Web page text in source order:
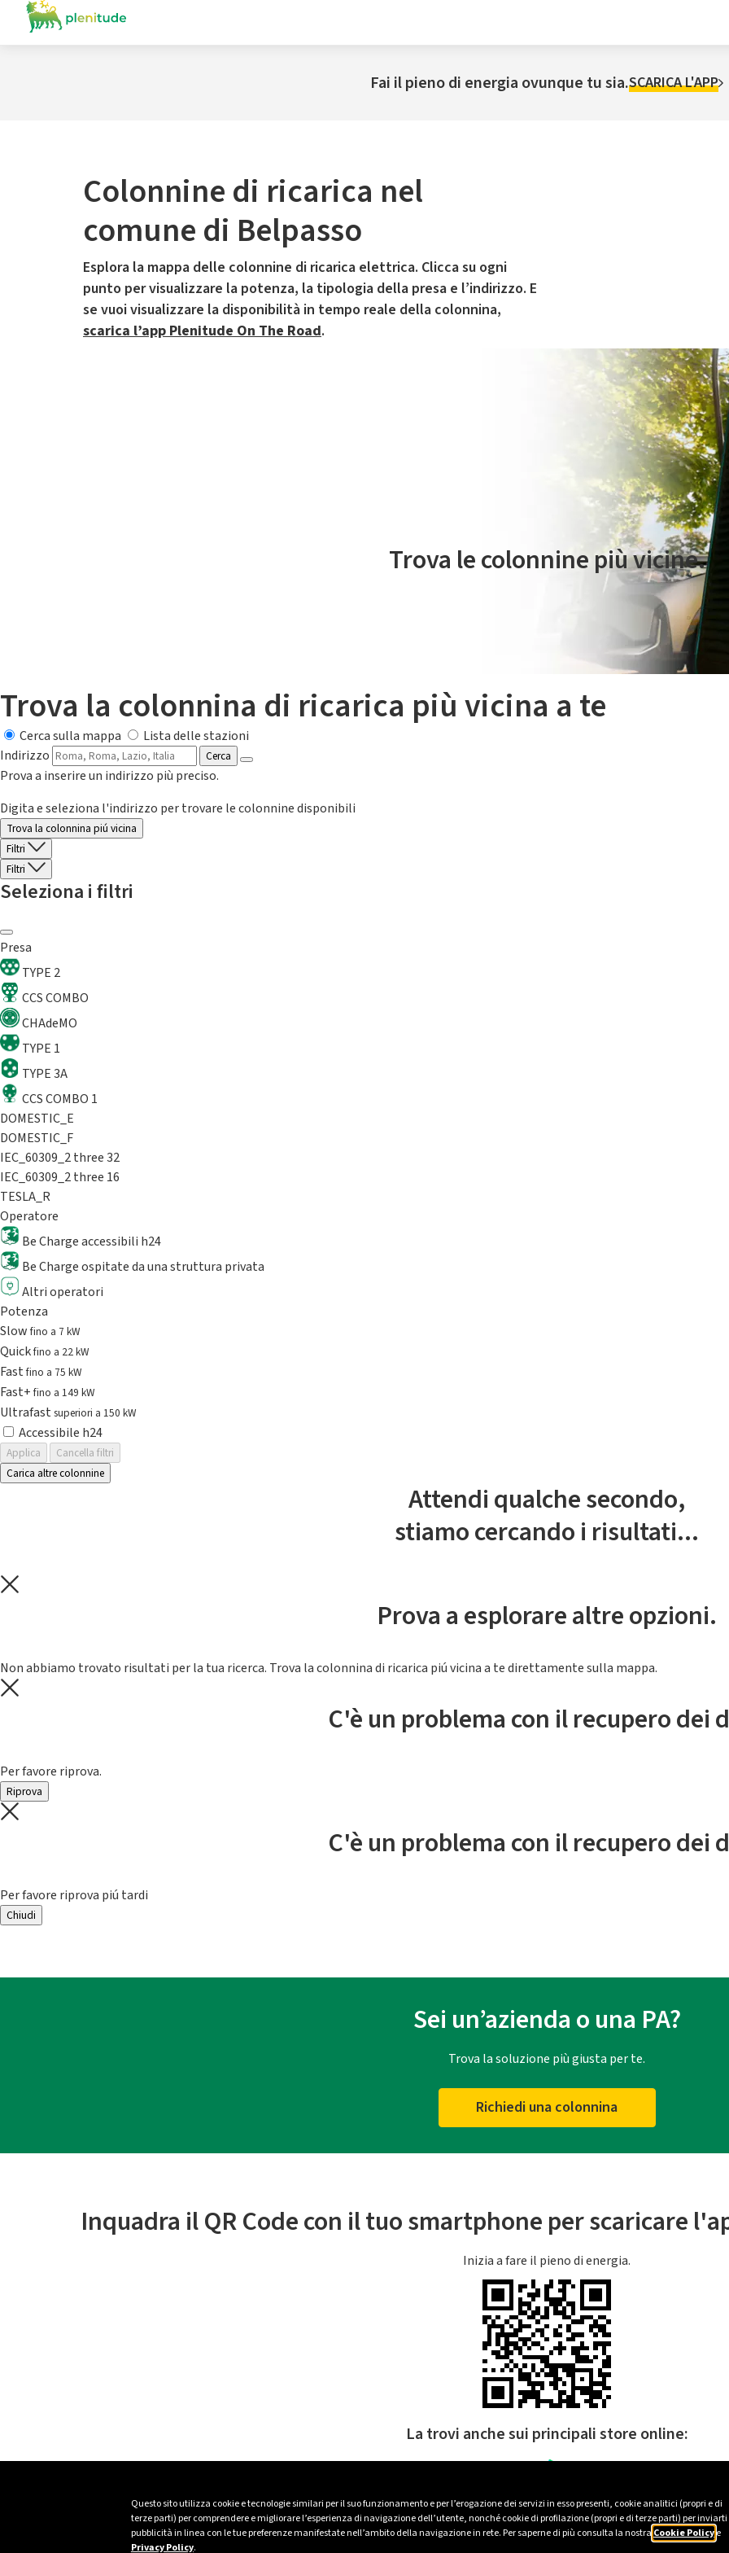
Questo sito utilizza cookie e tecnologie similari per il suo funzionamento e per l’erogazione dei servizi in esso presenti, cookie analitici (propri e di
terze parti) per comprendere e migliorare l’esperienza di navigazione dell’utente, nonché cookie di profilazione (propri e di terze parti) per inviarti
pubblicità in linea con le tue preferenze manifestate nell’ambito della navigazione in rete. Per saperne di più consulta la nostra Cookie Policye
Privacy Policy.
Fai il pieno di energia ovunque tu sia.SCARICA L'APP
Colonnine di ricarica nel
comune di Belpasso
Esplora la mappa delle colonnine di ricarica elettrica. Clicca su ogni
punto per visualizzare la potenza, la tipologia della presa e l’indirizzo. E
se vuoi visualizzare la disponibilità in tempo reale della colonnina,
scarica l’app Plenitude On The Road.
Il servizio di mobilità elettrica è gestito da Plenitude On The Road
Trova le colonnine più vicine.
Trova la colonnina di ricarica più vicina a te
Cerca sulla mappa
Lista delle stazioni
Indirizzo
Cerca
Prova a inserire un indirizzo più preciso.
Digita e seleziona l'indirizzo per trovare le colonnine disponibili
Trova la colonnina piú vicina
Filtri
Filtri
Seleziona i filtri
Presa
TYPE 2
CCS COMBO
CHAdeMO
TYPE 1
TYPE 3A
CCS COMBO 1
DOMESTIC_E
DOMESTIC_F
IEC_60309_2 three 32
IEC_60309_2 three 16
TESLA_R
Operatore
Be Charge accessibili h24
Be Charge ospitate da una struttura privata
Altri operatori
Potenza
Slowfino a 7 kW
Quickfino a 22 kW
Fastfino a 75 kW
Fast+fino a 149 kW
Ultrafast superiori a 150 kW
Accessibile h24
Applica
Cancella filtri
Carica altre colonnine
Attendi qualche secondo,
stiamo cercando i risultati...
Prova a esplorare altre opzioni.
Non abbiamo trovato risultati per la tua ricerca. Trova la colonnina di ricarica piú vicina a te direttamente sulla mappa.
C'è un problema con il recupero dei
Per favore riprova.
Riprova
C'è un problema con il recupero dei
Per favore riprova piú tardi
Chiudi
Sei un’azienda o una PA?
Trova la soluzione più giusta per te.
Richiedi una colonnina
Inquadra il QR Code con il tuo smartphone per scaricare
Inizia a fare il pieno di energia.
La trovi anche sui principali store online: